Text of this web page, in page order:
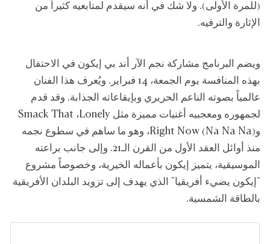
(للمرة الأولى). ولا شك في أنه سيقدم لمتابعيه كثيراً من
الإثارة والترفيه.
ويضم البرنامج مشاركة نجم الآر أند بي إيكون في الاحتفال
بهذه المنافسة يوم الجمعة، 14 فبراير. ويُعرف هذا الفنان
عالمياً بصوته الناعم الحريري وبإيقاعاته الجذابة. وقد قدم
لجمهوره ومعجبيه أغنيات مميزة مثل Smack That ،Lonely
وRight Now (Na Na Na)، وهو ما ساهم في سطوع نجمه
منذ أوائل العقد الأول من القرن الـ21. وإلى جانب براعته
الموسيقية، يتميز إيكون بأعماله الخيرية، وخصوصاً مشروع
"إيكون يضيء أفريقيا" الذي يهدف إلى تزويد البلدان الأفريقية
بالطاقة الشمسية.